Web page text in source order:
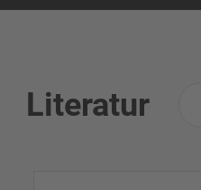
Literatur